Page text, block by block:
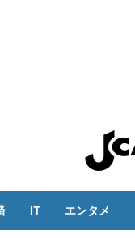
IT エンタメ